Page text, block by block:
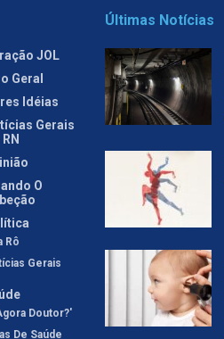
JOL
Geral
Idéias
Gerais
O
Rô
Gerais
Doutor?'
De Saúde
Últimas Notícias